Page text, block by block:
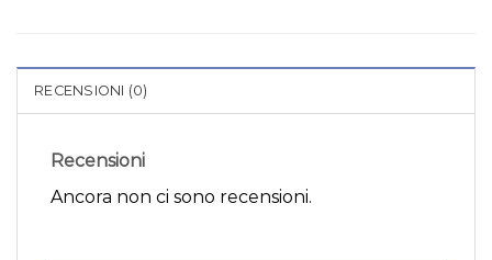
RECENSIONI (0)
Recensioni
Ancora non ci sono recensioni.